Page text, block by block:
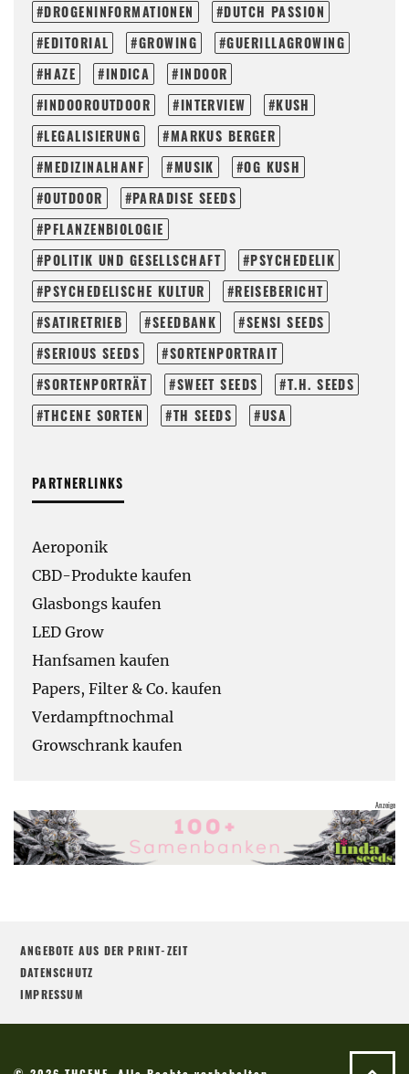
DROGENINFORMATIONEN
DUTCH PASSION
EDITORIAL
GROWING
GUERILLAGROWING
HAZE
INDICA
INDOOR
INDOOROUTDOOR
INTERVIEW
KUSH
LEGALISIERUNG
MARKUS BERGER
MEDIZINALHANF
MUSIK
OG KUSH
OUTDOOR
PARADISE SEEDS
PFLANZENBIOLOGIE
POLITIK UND GESELLSCHAFT
PSYCHEDELIK
PSYCHEDELISCHE KULTUR
REISEBERICHT
SATIRETRIEB
SEEDBANK
SENSI SEEDS
SERIOUS SEEDS
SORTENPORTRAIT
SORTENPORTRÄT
SWEET SEEDS
T.H. SEEDS
THCENE SORTEN
TH SEEDS USA
PARTNERLINKS
Aeroponik
CBD-Produkte kaufen
Glasbongs kaufen
LED Grow
Hanfsamen kaufen
Papers, Filter & Co. kaufen
Verdampftnochmal
Growschrank kaufen
ANGEBOTE AUS DER PRINT-ZEIT
DATENSCHUTZ
IMPRESSUM